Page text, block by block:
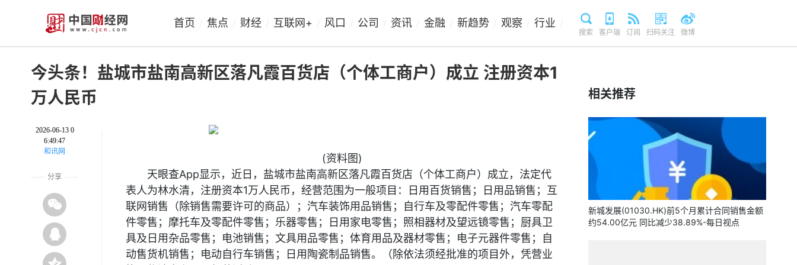
首页 焦点 财经 互联网+ 风口 公司 资讯 金融 新趋势 观察 行业
搜索 客户端 订阅 扫码关注 微博
今头条！盐城市盐南高新区落凡霞百货店（个体工商户）成立 注册资本1
万人民币
2026-06-13 0
6:49:47
和讯网
分享
(资料图)
天眼查App显示，近日，盐城市盐南高新区落凡霞百货店（个体工商户）成立，法定代
表人为林水清，注册资本1万人民币，经营范围为一般项目：日用百货销售；日用品销售；互
联网销售（除销售需要许可的商品）；汽车装饰用品销售；自行车及零配件零售；汽车零配
件零售；摩托车及零配件零售；乐器零售；日用家电零售；照相器材及望远镜零售；厨具卫
具及日用杂品零售；电池销售；文具用品零售；体育用品及器材零售；电子元器件零售；自
动售货机销售；电动自行车销售；日用陶瓷制品销售。（除依法须经批准的项目外，凭营业
相关推荐
新城发展(01030.HK)前5个月累计合同销售金额
约54.00亿元 同比减少38.89%-每日视点